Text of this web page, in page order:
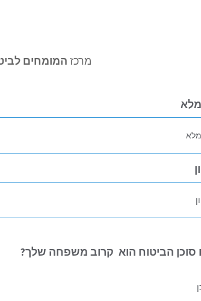
מרכז המומחים
הביטוח הוא קרוב משפחה שלך?